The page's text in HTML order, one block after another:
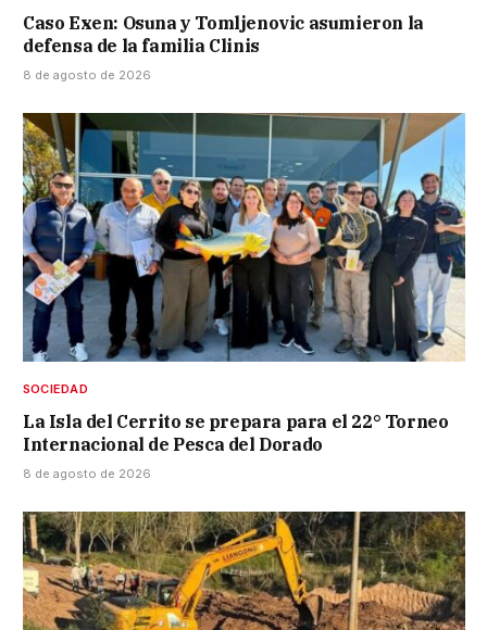
Caso Exen: Osuna y Tomljenovic asumieron la
defensa de la familia Clinis
8 de agosto de 2026
SOCIEDAD
La Isla del Cerrito se prepara para el 22° Torneo
Internacional de Pesca del Dorado
8 de agosto de 2026